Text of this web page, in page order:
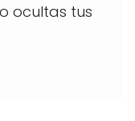
ocultas tus